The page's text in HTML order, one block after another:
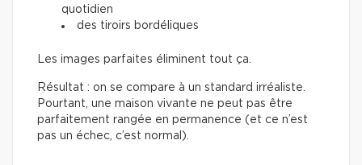
quotidien
des tiroirs bordéliques
Les images parfaites éliminent tout ça.
Résultat : on se compare à un standard irréaliste.
Pourtant, une maison vivante ne peut pas être
parfaitement rangée en permanence (et ce n’est
pas un échec, c’est normal).